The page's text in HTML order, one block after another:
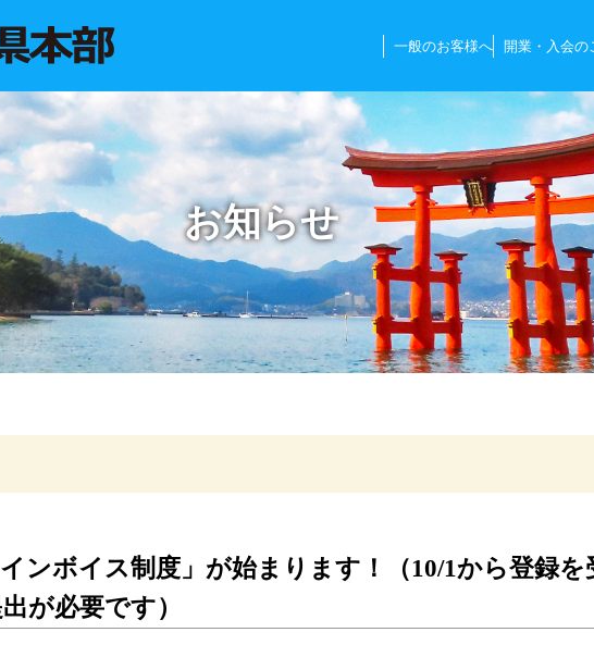
一般のお客様へ 開業・入会の
お知らせ
インボイス制度」が始まります！（10/1から登録
が必要です）